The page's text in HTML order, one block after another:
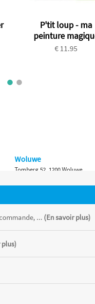
P'tit loup - ma
peinture
€ 11.95
... (En savoir plus)
plus)
Woluwe
Tomberg 52, 1200 Woluwe
Namur